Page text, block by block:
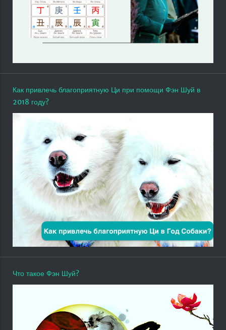
Как привлечь благоприятную Ци при помощи Фэн Шуй в
2018 году?
Что такое Фэн Шуй?